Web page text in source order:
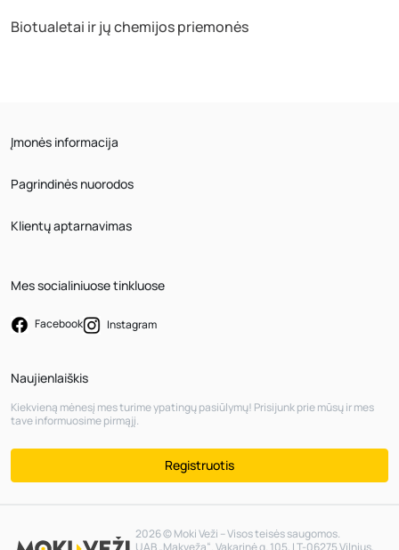
Biotualetai ir jų chemijos priemonės
Įmonės informacija
Pagrindinės nuorodos
Klientų aptarnavimas
Mes socialiniuose tinkluose
Facebook Instagram
Naujienlaiškis
Kiekvieną mėnesį mes turime ypatingų pasiūlymų! Prisijunk prie mūsų ir mes
tave informuosime pirmąjį.
Registruotis
2026 © Moki Veži – Visos teisės saugomos.
UAB „Makveža“. Vakarinė g. 105, LT-06275 Vilnius,